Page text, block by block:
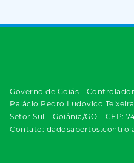
Governo de Goiás -
Palácio Pedro Ludovico
Setor Sul – Goiânia/GO – CEP:
Contato: